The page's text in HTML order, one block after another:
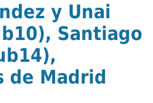
y Unai
Santiago
de Madrid